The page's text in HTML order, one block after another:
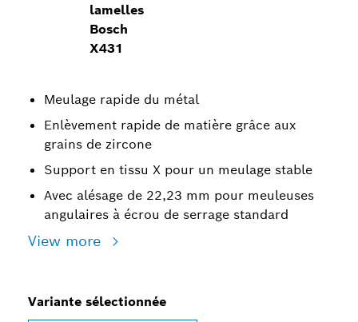
lamelles
Bosch
X431
Meulage rapide du métal
Enlèvement rapide de matière grâce aux
grains de zircone
Support en tissu X pour un meulage stable
Avec alésage de 22,23 mm pour meuleuses
angulaires à écrou de serrage standard
View more
Variante sélectionnée